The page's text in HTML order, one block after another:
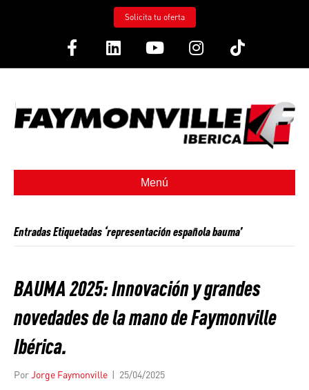
Solicita tu oferta
FacebookLinkedinYoutubeInstagram
Tiktok
Menú
Entradas Etiquetadas ‘representación española bauma’
BAUMA 2025: Innovación y grandes
novedades de la mano de Faymonville
Ibérica.
PorJorge Faymonville | 25/04/2025